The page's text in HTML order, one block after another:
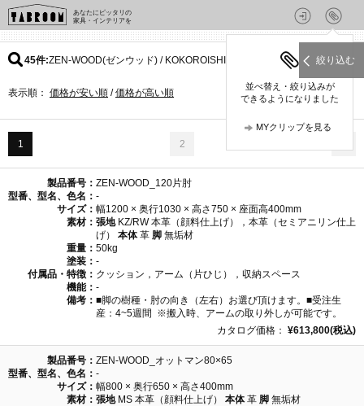
あなたにピッタリの
家具・インテリアを
並べ替え・絞り込みが
できるようになりました
MYクリップを見る
絞り込む
45件 ZEN-WOOD(ゼンウッド) / KOKOROISHIのパターン
表示順： 価格が安い順 /価格が高い順
1 2
製品番号： ZEN-WOOD_120片肘
型番、型名、色名： -
サイズ： 幅1200 × 奥行1030 × 高さ750 × 座面高400mm
素材： 張地KZ/RW 本革（顔料仕上げ），本革（セミアニリン仕上
げ） 本体革 脚 無垢材
重量： 50kg
塗装： -
付属品・特徴： クッション，アーム（片ひじ），収納スペース
機能： -
備考： ■脚の樹種・肘の向き（左右）お選び頂けます。■受注生
産：4~5週間 ※搬入時、アームの取り外しが可能です。
カタログ価格： ¥613,800(税込)
製品番号： ZEN-WOOD_オットマン80×65
型番、型名、色名： -
サイズ： 幅800 × 奥行650 × 高さ400mm
素材： 張地MS 本革（顔料仕上げ） 本体革 脚 無垢材